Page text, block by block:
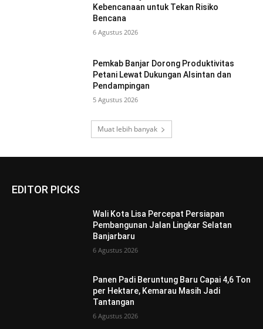
Kebencanaan untuk Tekan Risiko
Bencana
6 Agustus 2026
Pemkab Banjar Dorong Produktivitas
Petani Lewat Dukungan Alsintan dan
Pendampingan
5 Agustus 2026
Muat lebih banyak
EDITOR PICKS
Wali Kota Lisa Percepat Persiapan
Pembangunan Jalan Lingkar Selatan
Banjarbaru
6 Agustus 2026
Panen Padi Beruntung Baru Capai 4,6 Ton
per Hektare, Kemarau Masih Jadi
Tantangan
6 Agustus 2026